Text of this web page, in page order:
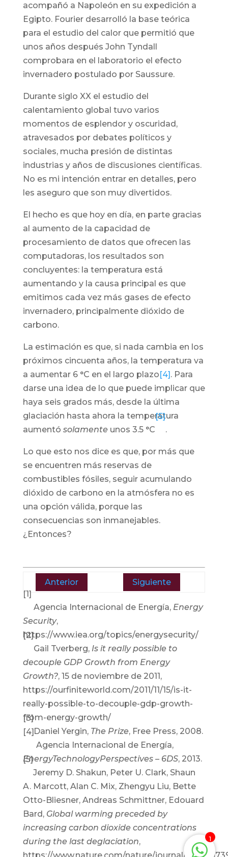
acompañó a Napoleón en su expedición a
Egipto. Fourier desarrolló la base teórica
para el estudio del calor que permitió que
unos años después John Tyndall
comprobara en el laboratorio el efecto
invernadero postulado por Saussure.
Durante siglo XX el estudio del
calentamiento global tuvo varios
momentos de esplendor y oscuridad,
atravesados por debates políticos y
sociales, mucha presión de distintas
industrias y años de discusiones científicas.
No es mi intención entrar en detalles, pero
les aseguro que son muy divertidos.
El hecho es que hoy en día, en parte gracias
al aumento de la capacidad de
procesamiento de datos que ofrecen las
computadoras, los resultados son
concluyentes: la temperatura está
aumentando y la causa principal es que
emitimos cada vez más gases de efecto
invernadero, principalmente dióxido de
carbono.
La estimación es que, si nada cambia en los
próximos cincuenta años, la temperatura va
a aumentar 6 °C en el largo plazo[4]. Para
darse una idea de lo que puede implicar que
haya seis grados más, desde la última
glaciación hasta ahora la temperatura
aumentó solamente unos 3.5 °C
[5]
.
Lo que esto nos dice es que, por más que
se encuentren más reservas de
combustibles fósiles, seguir acumulando
dióxido de carbono en la atmósfera no es
una opción válida, porque las
consecuencias son inmanejables.
¿Entonces?
Anterior
Siguiente
[1]
Agencia Internacional de Energía, Energy
Security,
https://www.iea.org/topics/energysecurity/
[2]
Gail Tverberg, Is it really possible to
decouple GDP Growth from Energy
Growth?, 15 de noviembre de 2011,
https://ourfiniteworld.com/2011/11/15/is-it-
really-possible-to-decouple-gdp-growth-
from-energy-growth/
[3]
Daniel Yergin, The Prize, Free Press, 2008.
[4]
Agencia Internacional de Energía,
EnergyTechnologyPerspectives – 6DS, 2013.
[5]
Jeremy D. Shakun, Peter U. Clark, Shaun
A. Marcott, Alan C. Mix, Zhengyu Liu, Bette
Otto-Bliesner, Andreas Schmittner, Edouard
Bard, Global warming preceded by
increasing carbon dioxide concentrations
during the last deglaciation,
1